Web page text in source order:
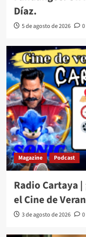
Díaz.
5 de agosto de 2026 0
Magazine Podcast
Radio Cartaya
el Cine de
3 de agosto de 2026 0